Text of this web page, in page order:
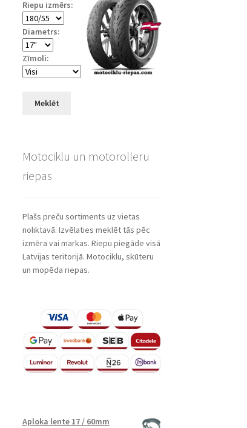
Riepu izmērs:
Diametrs:
Zīmoli:
Meklēt
Motociklu un motorolleru
riepas
Plašs preču sortiments uz vietas
noliktavā. Izvēlaties meklēt tās pēc
izmēra vai markas. Riepu piegāde visā
Latvijas teritorijā. Motociklu, skūteru
un mopēda riepas.
Aploka lente 17 / 60mm